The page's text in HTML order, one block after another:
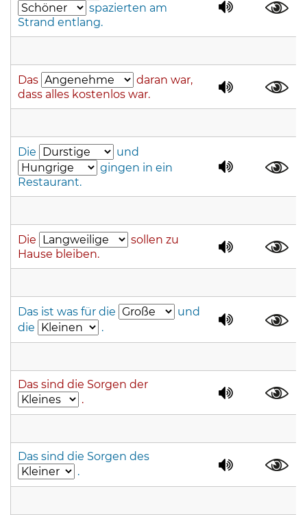
spazierten am
Strand entlang.
Das
daran war,
dass alles kostenlos war.
Die
und
gingen in ein
Restaurant.
Die
sollen zu
Hause bleiben.
Das ist was für die
und
die
.
Das sind die Sorgen der
.
Das sind die Sorgen des
.